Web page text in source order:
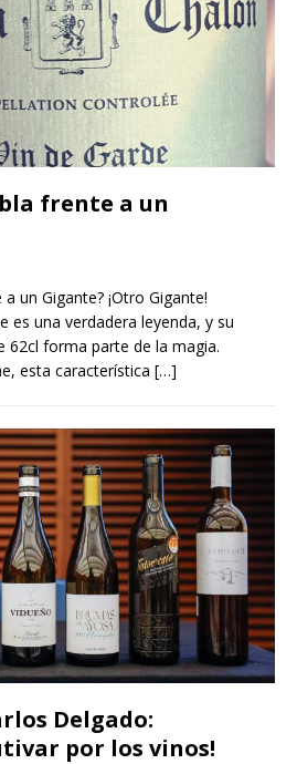
frente a un
un Gigante? ¡Otro Gigante!
es una verdadera leyenda, y su
62cl forma parte de la magia.
esta característica […]
Delgado:
por los vinos!